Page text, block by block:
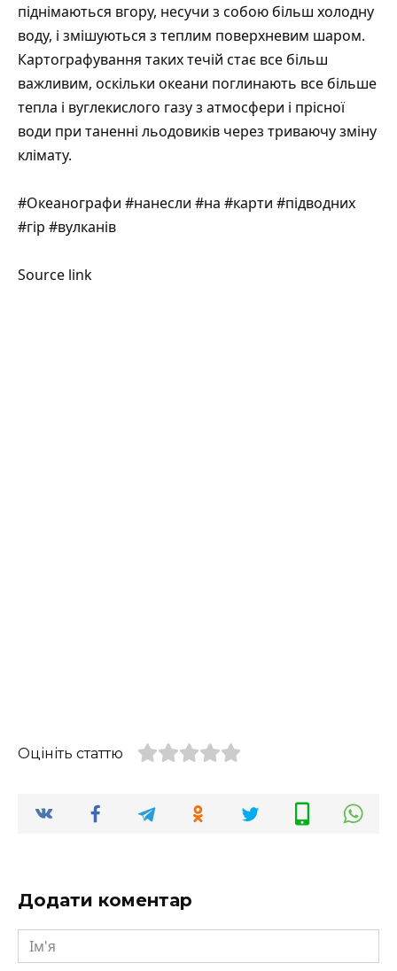
піднімаються вгору, несучи з собою більш холодну
воду, і змішуються з теплим поверхневим шаром.
Картографування таких течій стає все більш
важливим, оскільки океани поглинають все більше
тепла і вуглекислого газу з атмосфери і прісної
води при таненні льодовиків через триваючу зміну
клімату.
#Океанографи #нанесли #на #карти #підводних
#гір #вулканів
Source link
Оцініть статтю
Додати коментар
Ім'я